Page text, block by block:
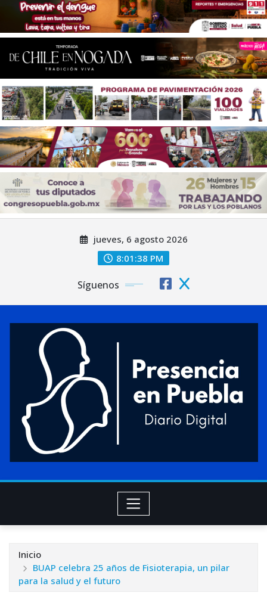
jueves, 6 agosto 2026
8:01:39 PM
Síguenos
Inicio
BUAP celebra 25 años de Fisioterapia, un pilar
para la salud y el futuro